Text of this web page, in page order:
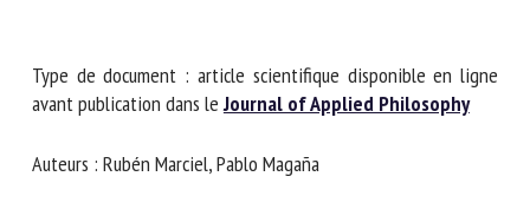
Type de document : article scientifique disponible en ligne
avant publication dans leJournal of Applied Philosophy
Auteurs : Rubén Marciel, Pablo Magaña
Nom *